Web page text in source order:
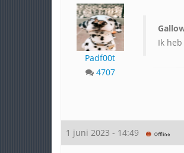
Padf00t
4707
Ik
1 juni 2023 - 14:49